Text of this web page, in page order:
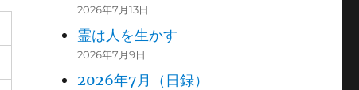
2026年7月13日
霊は人を生かす
2026年7月9日
2026年7月（日録）